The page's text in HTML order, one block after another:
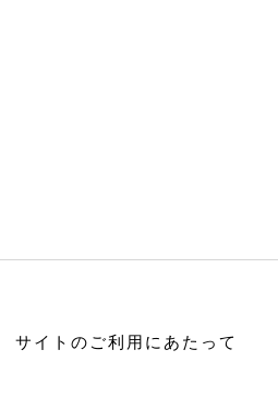
サイトのご利用にあたって